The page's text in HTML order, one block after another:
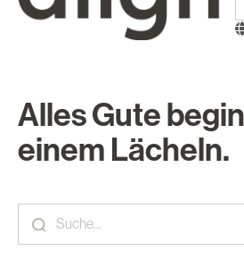
Alles Gute
einem Lächeln.